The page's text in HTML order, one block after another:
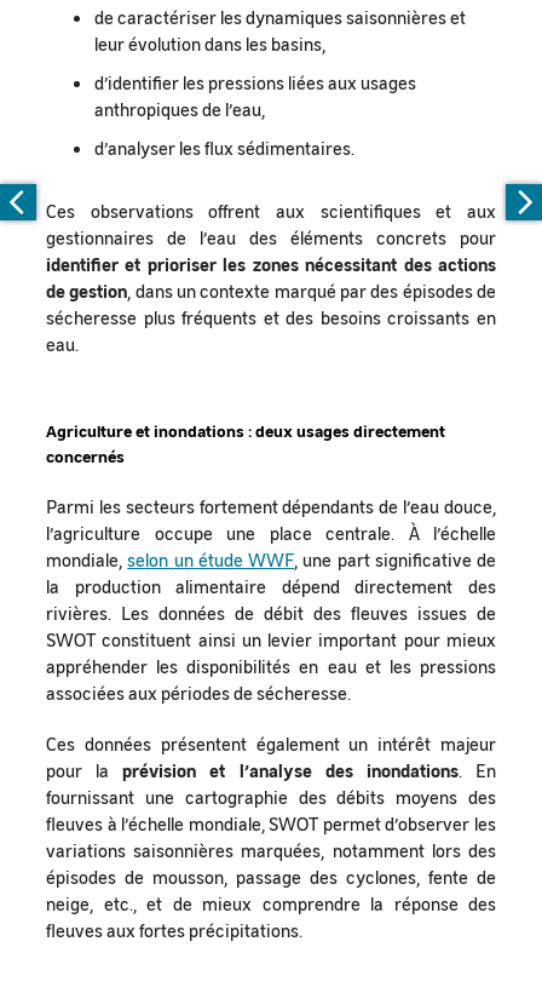
de caractériser les dynamiques saisonnières et
leur évolution dans les basins,
d’identifier les pressions liées aux usages
anthropiques de l’eau,
d’analyser les flux sédimentaires.
Ces observations offrent aux scientifiques et aux
gestionnaires de l’eau des éléments concrets pour
identifier et prioriser les zones nécessitant des actions
de gestion , dans un contexte marqué par des épisodes de
sécheresse plus fréquents et des besoins croissants en
eau.
Agriculture et inondations : deux usages directement
concernés
Parmi les secteurs fortement dépendants de l’eau douce,
l’agriculture occupe une place centrale. À l’échelle
mondiale,selon un étude WWF , une part significative de
la production alimentaire dépend directement des
rivières. Les données de débit des fleuves issues de
SWOT constituent ainsi un levier important pour mieux
appréhender les disponibilités en eau et les pressions
associées aux périodes de sécheresse.
Ces données présentent également un intérêt majeur
pour laprévision et l’analyse des inondations. En
fournissant une cartographie des débits moyens des
fleuves à l’échelle mondiale, SWOT permet d’observer les
variations saisonnières marquées, notamment lors des
épisodes de mousson, passage des cyclones, fente de
neige, etc., et de mieux comprendre la réponse des
fleuves aux fortes précipitations.